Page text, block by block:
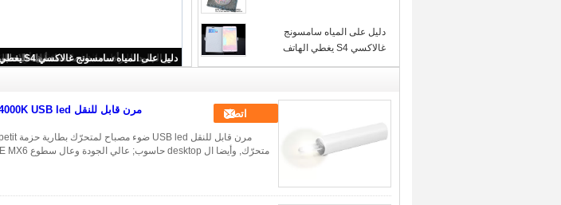
مرن قابل للنقل 3000K/4000K USB led ضوء لمتحرّك بطارية حزمة
دليل على المياه سامسونج
غالاكسي S4 يغطي الهاتف
الخليوي، حالة بو الجلود فليب
مرن قابل للنقل 3000K/4000K USB led ضوء لمتحرّك بطارية حزمة اتصل